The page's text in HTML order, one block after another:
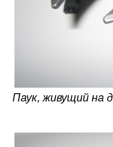
Паук, живущий на